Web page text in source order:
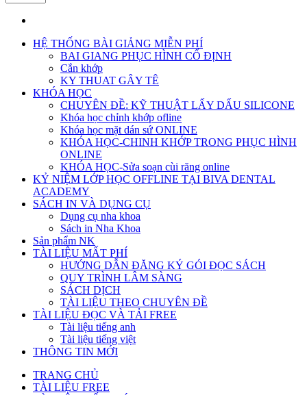
HỆ THỐNG BÀI GIẢNG MIỄN PHÍ
BAI GIANG PHỤC HÌNH CỐ ĐỊNH
Cắn khớp
KY THUAT GÂY TÊ
KHÓA HỌC
CHUYÊN ĐỀ: KỸ THUẬT LẤY DẤU SILICONE
Khóa học chỉnh khớp ofline
Khóa học mặt dán sứ ONLINE
KHÓA HỌC-CHINH KHỚP TRONG PHỤC HÌNH
ONLINE
KHÓA HỌC-Sửa soạn cùi răng online
KỶ NIỆM LỚP HỌC OFFLINE TẠI BIVA DENTAL
ACADEMY
SÁCH IN VÀ DỤNG CỤ
Dụng cụ nha khoa
Sách in Nha Khoa
Sản phẩm NK
TÀI LIỆU MẤT PHÍ
HƯỚNG DẪN ĐĂNG KÝ GÓI ĐỌC SÁCH
QUY TRÌNH LÂM SÀNG
SÁCH DỊCH
TÀI LIỆU THEO CHUYÊN ĐỀ
TÀI LIỆU ĐỌC VÀ TẢI FREE
Tài liệu tiếng anh
Tài liệu tiếng việt
THÔNG TIN MỚI
TRANG CHỦ
TÀI LIỆU FREE